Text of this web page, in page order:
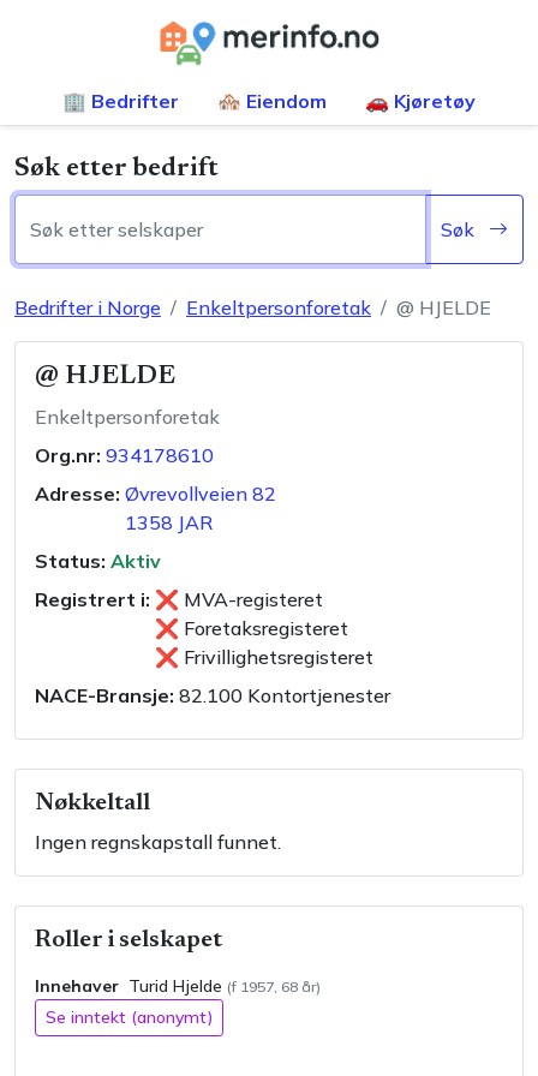
🏢 Bedrifter 🏘️ Eiendom 🚗 Kjøretøy
Søk etter bedrift
Søk
Bedrifter i Norge Enkeltpersonforetak @ HJELDE
@ HJELDE
Enkeltpersonforetak
Org.nr: 934178610
Adresse: Øvrevollveien 82
1358 JAR
Status: Aktiv
Registrert i: ❌ MVA-registeret
❌ Foretaksregisteret
❌ Frivillighetsregisteret
NACE-Bransje: 82.100 Kontortjenester
Nøkkeltall
Ingen regnskapstall funnet.
Roller i selskapet
Innehaver Turid Hjelde (f 1957, 68 år)
Se inntekt (anonymt)